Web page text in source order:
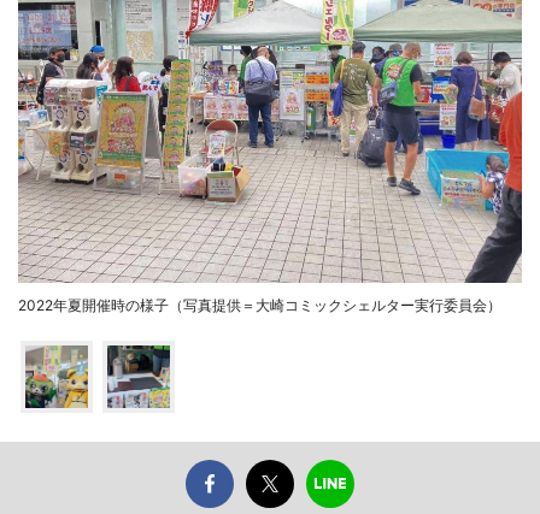
2022年夏開催時の様子（写真提供＝大崎コミックシェルター実行委員会）